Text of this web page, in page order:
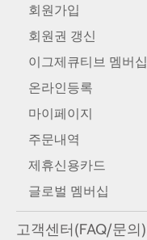
회원가입
회원권 갱신
이그제큐티브 멤버십
온라인등록
마이페이지
주문내역
제휴신용카드
글로벌 멤버십
고객센터(FAQ/문의)